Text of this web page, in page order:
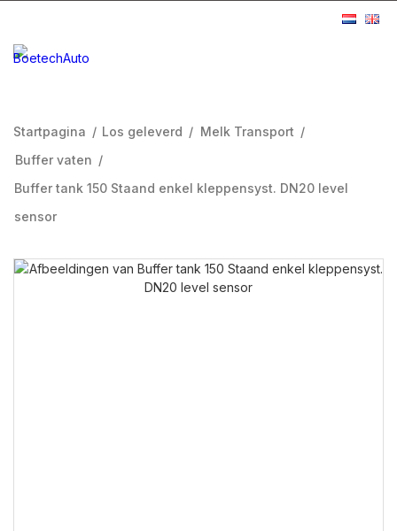
Startpagina / Los geleverd / Melk Transport /
Buffer vaten /
Buffer tank 150 Staand enkel kleppensyst. DN20 level
sensor